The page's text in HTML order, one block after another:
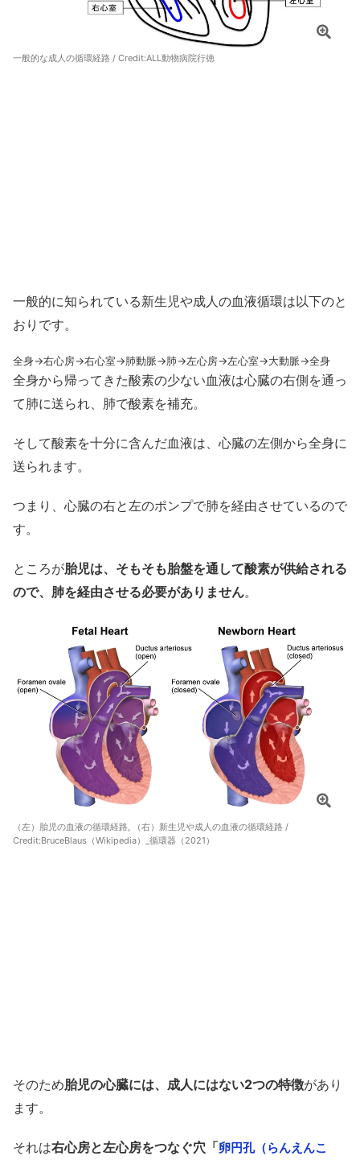
一般的な成人の循環経路 / Credit:ALL動物病院行徳
一般的に知られている新生児や成人の血液循環は以下のと
おりです。
全身→右心房→右心室→肺動脈→肺→左心房→左心室→大動脈→全身
全身から帰ってきた酸素の少ない血液は心臓の右側を通っ
て肺に送られ、肺で酸素を補充。
そして酸素を十分に含んだ血液は、心臓の左側から全身に
送られます。
つまり、心臓の右と左のポンプで肺を経由させているので
す。
ところが胎児は、そもそも胎盤を通して酸素が供給される
ので、肺を経由させる必要がありません。
（左）胎児の血液の循環経路, （右）新生児や成人の血液の循環経路 /
Credit:BruceBlaus（Wikipedia）_循環器（2021）
そのため胎児の心臓には、成人にはない2つの特徴があり
ます。
それは右心房と左心房をつなぐ穴「卵円孔（らんえんこ